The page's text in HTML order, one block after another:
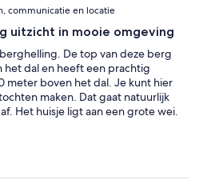
communicatie en locatie
uitzicht in mooie omgeving
De top van deze berg
het dal en heeft een prachtig
meter boven het dal. Je kunt hier
maken. Dat gaat natuurlijk
Het huisje ligt aan een grote wei.
Je kijkt uit over Vagney en de
Er komt hier zelden iemand
echter toch nooit, want je de